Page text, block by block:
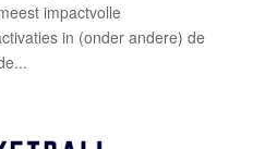
impactvolle
in (onder andere) de